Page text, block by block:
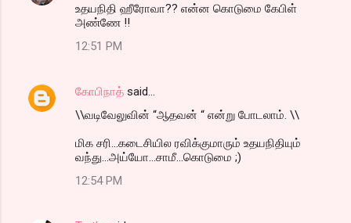
உதயநிதி ஹீரோவா?? என்ன கொடுமை கேபிள்
அண்ணே !!
12:51 PM
கோபிநாத் said…
\\வடிவேலுவின் “ஆதவன் “ என்று போடலாம். \\
மிக சரி...கடைசியில ரவிக்குமாரும் உதயநிதியும்
வந்து...அய்யோ...சாமீ...கொடுமை ;)
12:54 PM